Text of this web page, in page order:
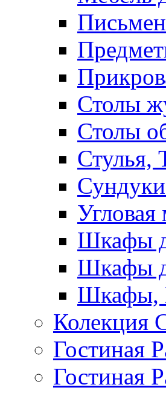
Столы
Столы
Стулья,
Угловая
Шкафы
Шкафы
Шкафы,
Колекция
Гостиная
Гостиная